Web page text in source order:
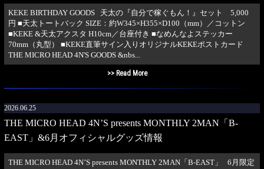
KEKE BIRTHDAY GOODS 天太の『自分で稼ぐもん！』セット 5,000
円 ■天太トートバック SIZE：約W345×H355×D100（mm）／コットン
■KEKE &天太アクスタ H10cm／台座付き ■なめんなよステッカー
70mm（丸型） ■KEKE直筆サイン入りオリジナルKEKEポストカード
THE MICRO HEAD 4N'S GOODS &nbs...
>> Read More
2026.06.25
THE MICRO HEAD 4N’S presents MONTHLY 2MAN「B-
EAST」&6月オフィシャルグッズ情報
THE MICRO HEAD 4N’S presents MONTHLY 2MAN「B-EAST」 6月限定